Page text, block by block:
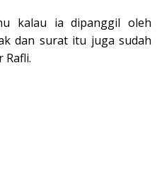
kalau ia dipanggil oleh
dan surat itu juga sudah
Rafli.